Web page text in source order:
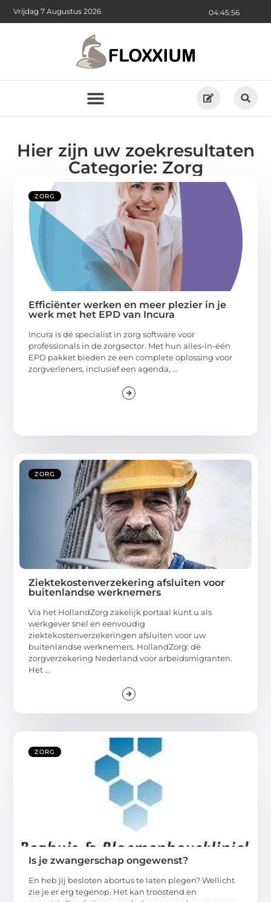
04:45:57
Vrijdag 7 Augustus 2026
Hier zijn uw zoekresultaten
Categorie: Zorg
ZORG
Efficiënter werken en meer plezier in je
werk met het EPD van Incura
Incura is dé specialist in zorg software voor
professionals in de zorgsector. Met hun alles-in-één
EPD pakket bieden ze een complete oplossing voor
zorgverleners, inclusief een agenda, ...
ZORG
Ziektekostenverzekering afsluiten voor
buitenlandse werknemers
Via het HollandZorg zakelijk portaal kunt u als
werkgever snel en eenvoudig
ziektekostenverzekeringen afsluiten voor uw
buitenlandse werknemers. HollandZorg: dé
zorgverzekering Nederland voor arbeidsmigranten.
Het ...
ZORG
Is je zwangerschap ongewenst?
En heb jij besloten abortus te laten plegen? Wellicht
zie je er erg tegenop. Het kan troostend en